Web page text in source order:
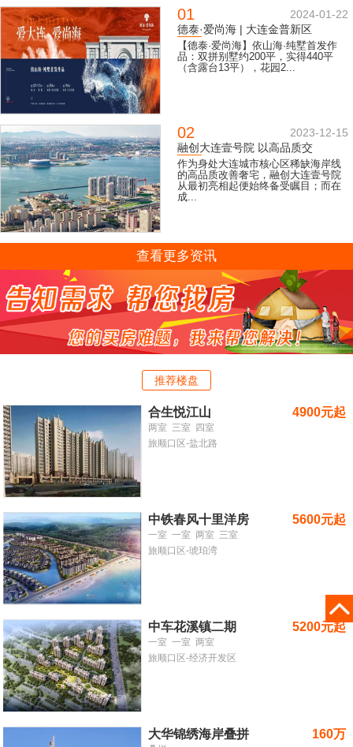
01
2024-01-22
德泰·爱尚海 | 大连金普新区
【德泰·爱尚海】依山海·纯墅首发作
品：双拼别墅约200平，实得440平
（含露台13平），花园2...
02
2023-12-15
融创大连壹号院 以高品质交
作为身处大连城市核心区稀缺海岸线
的高品质改善奢宅，融创大连壹号院
从最初亮相起便始终备受瞩目；而在
成...
查看更多资讯
推荐楼盘
合生悦江山 4900元起
两室 三室
四室
旅顺口区-盐北路
中铁春风十里洋房 5600元起
一室一室两室 三室
旅顺口区-琥珀湾
中车花溪镇二期 5200元起
一室一室两室
旅顺口区-经济开发区
大华锦绣海岸叠拼 160万